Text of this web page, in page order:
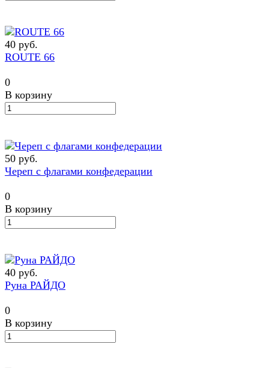
40 руб.
ROUTE 66
0
В корзину
50 руб.
Череп с флагами конфедерации
0
В корзину
40 руб.
Руна РАЙДО
0
В корзину